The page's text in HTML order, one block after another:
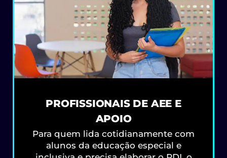
PROFISSIONAIS DE AEE E
APOIO
Para quem lida cotidianamente com
alunos da educação especial e